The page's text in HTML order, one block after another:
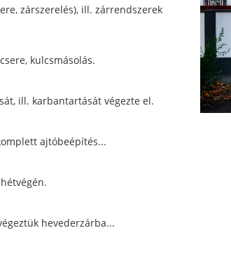
zárszerelés), ill. zárrendszerek
kulcsmásolás.
ill. karbantartását végezte el.
ajtóbeépítés...
hevederzárba...